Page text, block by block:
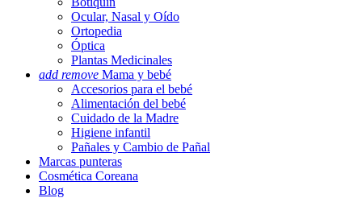
Ocular, Nasal y Oído
Ortopedia
Óptica
Plantas Medicinales
add remove Mama y bebé
Accesorios para el bebé
Alimentación del bebé
Cuidado de la Madre
Higiene infantil
Pañales y Cambio de Pañal
Marcas punteras
Cosmética Coreana
Blog